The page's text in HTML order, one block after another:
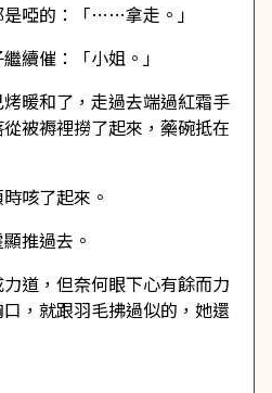
啞的：「……拿走。」
續催：「小姐。」
暖和了，走過去端過紅霜手
被褥裡撈了起來，藥碗抵在
咳了起來。
推過去。
道，但奈何眼下心有餘而力
，就跟羽毛拂過似的，她還